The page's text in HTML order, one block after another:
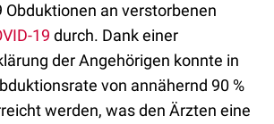
Obduktionen an verstorbenen
19 durch. Dank einer
der Angehörigen konnte in
von annähernd 90 %
werden, was den Ärzten eine